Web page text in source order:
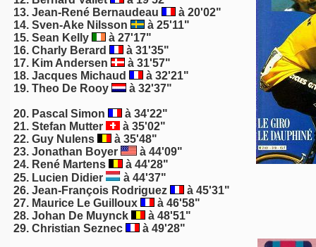
13. Jean-René Bernaudeau
à 20'02"
14. Sven-Ake Nilsson
à 25'11"
15. Sean Kelly
à 27'17"
16. Charly Berard
à 31'35"
17. Kim Andersen
à 31'57"
18. Jacques Michaud
à 32'21"
19. Theo De Rooy à 32'37"
20. Pascal Simon
à 34'22"
21. Stefan Mutter
à 35'02"
22. Guy Nulens
à 35'48"
23. Jonathan Boyer
à 44'09"
24. René Martens
à 44'28"
25. Lucien Didier
à 44'37"
26. Jean-François Rodriguez
à 45'31"
27. Maurice Le Guilloux
à 46'58"
28. Johan De Muynck
à 48'51"
29. Christian Seznec à 49'28"